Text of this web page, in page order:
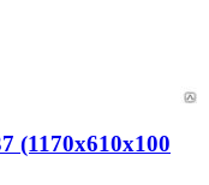
(1170х610х100